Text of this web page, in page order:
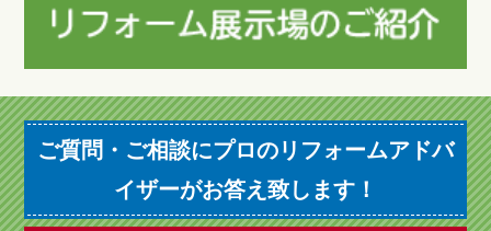
ご質問・ご相談にプロのリフォームアドバ
イザーがお答え致します！